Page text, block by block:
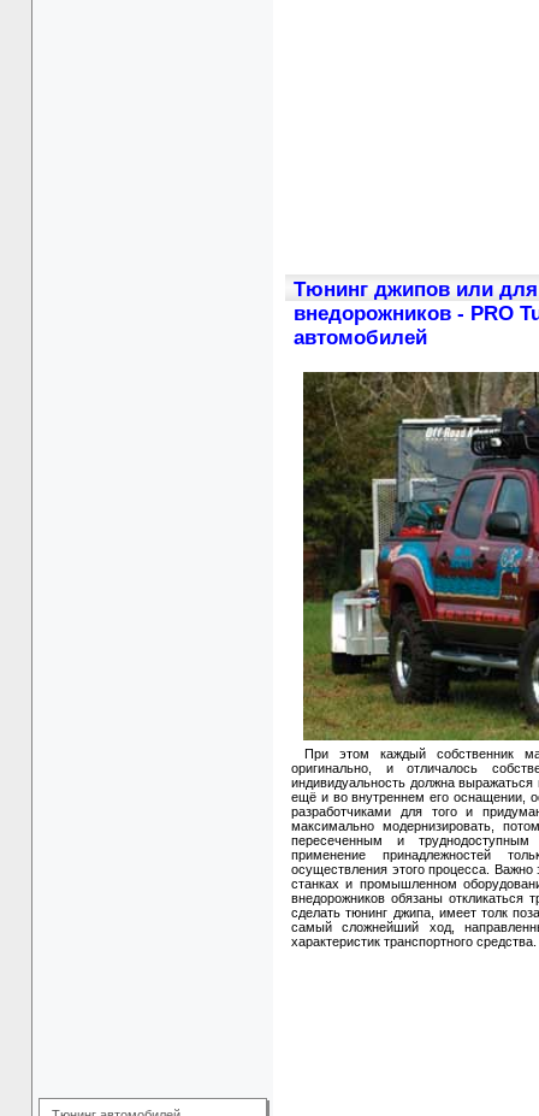
Тюнинг джипов или
внедорожников - PRO
автомобилей
При этом каждый собственник
оригинально, и отличалось
индивидуальность должна
ещё и во внутреннем его оснащении,
разработчиками для того и
максимально модернизировать,
пересеченным и труднодоступным
применение принадлежностей
осуществления этого процесса. Важно
станках и промышленном
внедорожников обязаны
сделать тюнинг джипа, имеет толк
самый сложнейший ход,
характеристик транспортного средства.